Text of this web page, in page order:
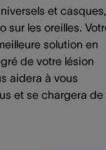
et casques,
sur les oreilles.
solution en
de votre lésion
aidera à vous
et se chargera de